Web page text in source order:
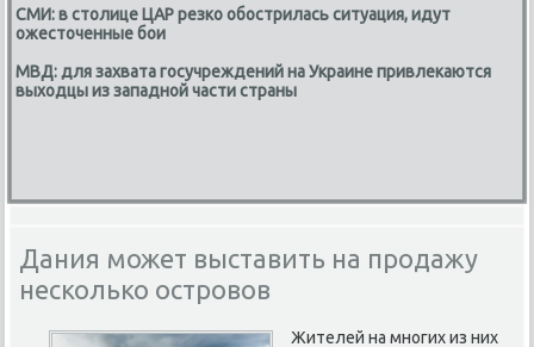
СМИ: в столице ЦАР резко обострилась ситуация, идут
ожесточенные бои
МВД: для захвата госучреждений на Украине привлекаются
выходцы из западной части страны
Дания может выставить на продажу
несколько островов
Жителей на многих из них